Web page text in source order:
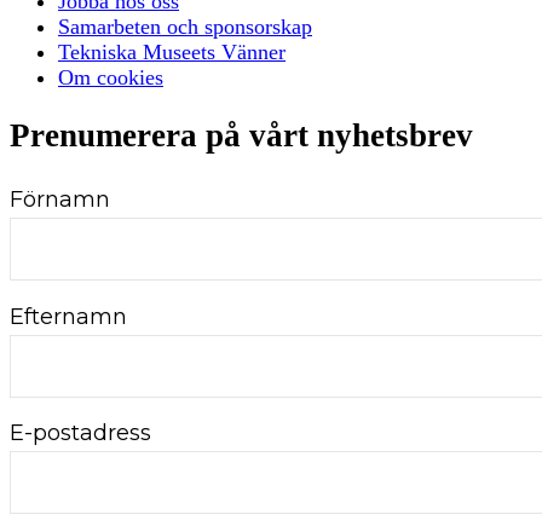
Samarbeten och sponsorskap
Tekniska Museets Vänner
Om cookies
Prenumerera på vårt nyhetsbrev
Förnamn
Efternamn
E-postadress